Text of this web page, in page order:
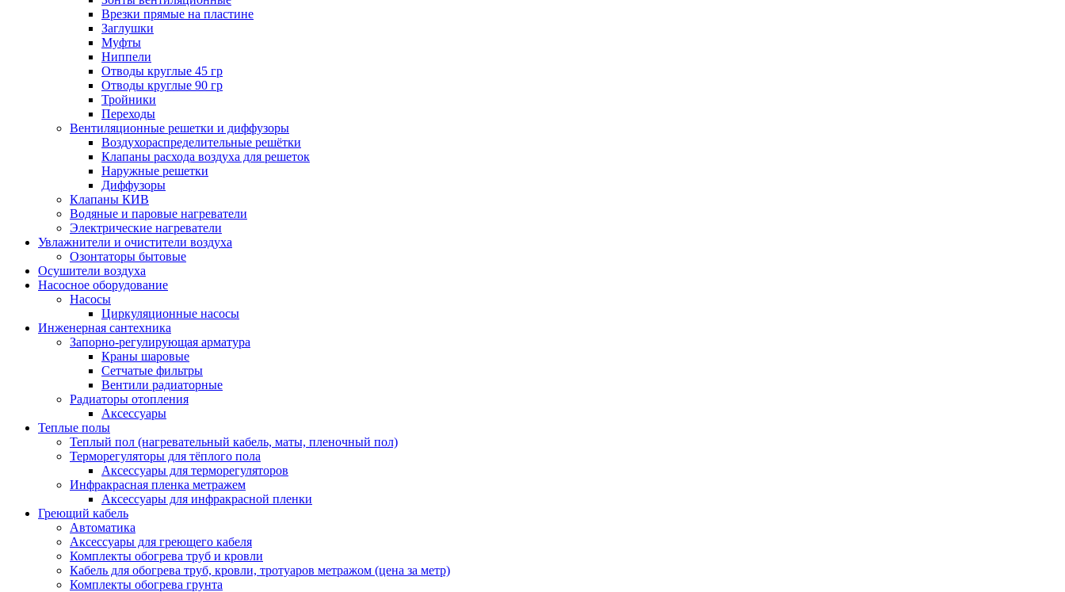
Врезки прямые на пластине
Заглушки
Муфты
Ниппели
Отводы круглые 45 гр
Отводы круглые 90 гр
Тройники
Переходы
Вентиляционные решетки и диффузоры
Воздухораспределительные решётки
Клапаны расхода воздуха для решеток
Наружные решетки
Диффузоры
Клапаны КИВ
Водяные и паровые нагреватели
Электрические нагреватели
Увлажнители и очистители воздуха
Озонтаторы бытовые
Осушители воздуха
Насосное оборудование
Насосы
Циркуляционные насосы
Инженерная сантехника
Запорно-регулирующая арматура
Краны шаровые
Сетчатые фильтры
Вентили радиаторные
Радиаторы отопления
Аксессуары
Теплые полы
Теплый пол (нагревательный кабель, маты, пленочный пол)
Терморегуляторы для тёплого пола
Аксессуары для терморегуляторов
Инфракрасная пленка метражем
Аксессуары для инфракрасной пленки
Греющий кабель
Автоматика
Аксессуары для греющего кабеля
Комплекты обогрева труб и кровли
Кабель для обогрева труб, кровли, тротуаров метражом (цена за метр)
Комплекты обогрева грунта